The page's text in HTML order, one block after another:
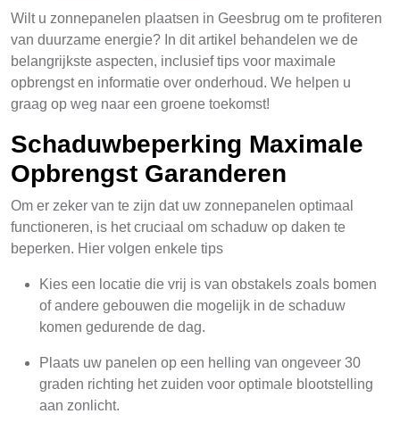
Wilt u zonnepanelen plaatsen in Geesbrug om te profiteren
van duurzame energie? In dit artikel behandelen we de
belangrijkste aspecten, inclusief tips voor maximale
opbrengst en informatie over onderhoud. We helpen u
graag op weg naar een groene toekomst!
Schaduwbeperking Maximale
Opbrengst Garanderen
Om er zeker van te zijn dat uw zonnepanelen optimaal
functioneren, is het cruciaal om schaduw op daken te
beperken. Hier volgen enkele tips
Kies een locatie die vrij is van obstakels zoals bomen
of andere gebouwen die mogelijk in de schaduw
komen gedurende de dag.
Plaats uw panelen op een helling van ongeveer 30
graden richting het zuiden voor optimale blootstelling
aan zonlicht.